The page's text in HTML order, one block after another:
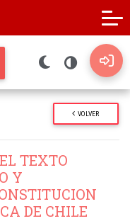
VOLVER
TEXTO
Y
DE CHILE